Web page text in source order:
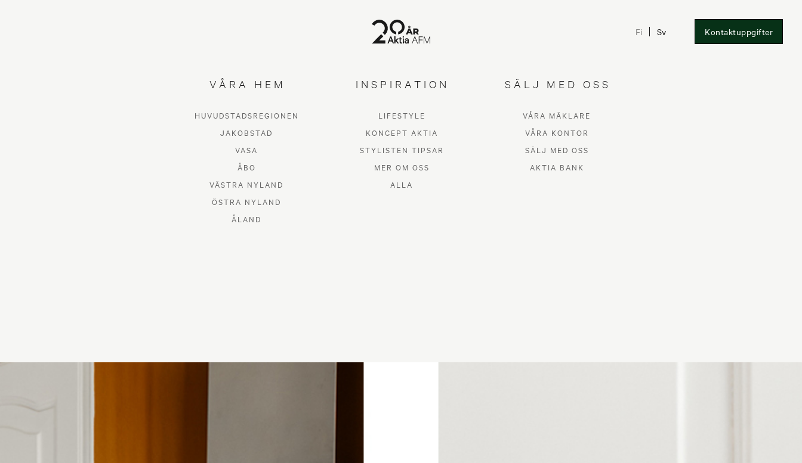
Fi Sv Kontaktuppgifter
VÅRA HEM
HUVUDSTADSREGIONEN
JAKOBSTAD
VASA
ÅBO
VÄSTRA NYLAND
ÖSTRA NYLAND
ÅLAND
INSPIRATION
LIFESTYLE
KONCEPT AKTIA
STYLISTEN TIPSAR
MER OM OSS
ALLA
SÄLJ MED OSS
VÅRA MÄKLARE
VÅRA KONTOR
SÄLJ MED OSS
AKTIA BANK